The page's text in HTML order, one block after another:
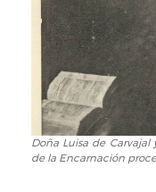
Mendoza.
Sig:
INF/195
Doña
Luisa
Doña Luisa de
de la Encarnación